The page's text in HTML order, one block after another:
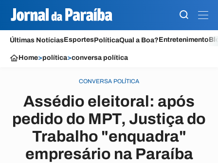
Últimas NotíciasEsportesPolíticaQual a Boa?Entretenimento
Home>política>conversa política
CONVERSA POLÍTICA
Assédio eleitoral: após
pedido do MPT, Justiça do
Trabalho "enquadra"
empresário na Paraíba